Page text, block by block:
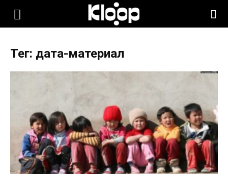
KLOOP.KG
Кыргызстана
Тег: дата-материал